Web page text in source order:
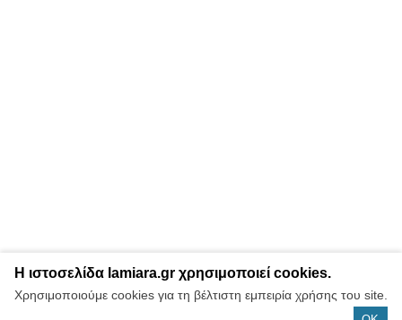
Η ιστοσελίδα lamiara.gr χρησιμοποιεί cookies.
Χρησιμοποιούμε cookies για τη βέλτιστη εμπειρία χρήσης του site.